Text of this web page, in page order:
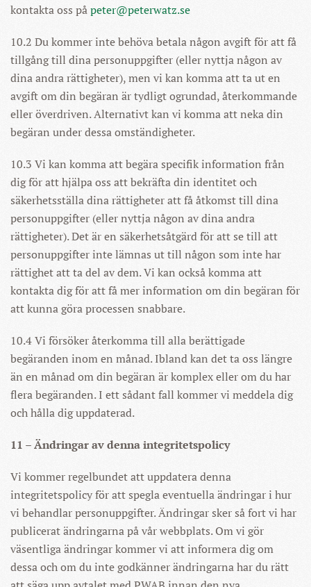
kontakta oss påpeter@peterwatz.se
10.2 Du kommer inte behöva betala någon avgift för att få
tillgång till dina personuppgifter (eller nyttja någon av
dina andra rättigheter), men vi kan komma att ta ut en
avgift om din begäran är tydligt ogrundad, återkommande
eller överdriven. Alternativt kan vi komma att neka din
begäran under dessa omständigheter.
10.3 Vi kan komma att begära specifik information från
dig för att hjälpa oss att bekräfta din identitet och
säkerhetsställa dina rättigheter att få åtkomst till dina
personuppgifter (eller nyttja någon av dina andra
rättigheter). Det är en säkerhetsåtgärd för att se till att
personuppgifter inte lämnas ut till någon som inte har
rättighet att ta del av dem. Vi kan också komma att
kontakta dig för att få mer information om din begäran för
att kunna göra processen snabbare.
10.4 Vi försöker återkomma till alla berättigade
begäranden inom en månad. Ibland kan det ta oss längre
än en månad om din begäran är komplex eller om du har
flera begäranden. I ett sådant fall kommer vi meddela dig
och hålla dig uppdaterad.
11 – Ändringar av denna integritetspolicy
Vi kommer regelbundet att uppdatera denna
integritetspolicy för att spegla eventuella ändringar i hur
vi behandlar personuppgifter. Ändringar sker så fort vi har
publicerat ändringarna på vår webbplats. Om vi gör
väsentliga ändringar kommer vi att informera dig om
dessa och om du inte godkänner ändringarna har du rätt